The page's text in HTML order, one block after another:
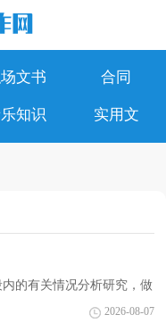
文书 合同
知识 实用文
的有关情况分析研究，做
于我们学习和工作能力的提
2026-08-07